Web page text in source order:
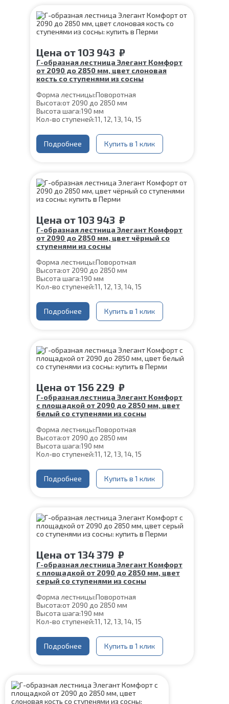
Угол наклона: 39°
Срок гарантии (на металлокаркас):25 лет
Цена от103 943 ₽
Г-образная лестница Элегант Комфорт
от 2090 до 2850 мм, цвет слоновая
кость со ступенями из сосны
Форма лестницы:Поворотная
Высота:от 2090 до 2850 мм
Высота шага:190 мм
Кол-во ступеней:11, 12, 13, 14, 15
Глубина ступени:
300 мм
Материал каркаса:
Сталь
Конструкция:На двойном косоуре
Угол наклона: 39°
Срок гарантии (на металлокаркас):25 лет
Подробнее Купить в 1 клик
Цена от103 943 ₽
Г-образная лестница Элегант Комфорт
от 2090 до 2850 мм, цвет чёрный со
ступенями из сосны
Форма лестницы:Поворотная
Высота:от 2090 до 2850 мм
Высота шага:190 мм
Кол-во ступеней:11, 12, 13, 14, 15
Глубина ступени:
300 мм
Материал каркаса:
Сталь
Конструкция:На двойном косоуре
Угол наклона: 39°
Срок гарантии (на металлокаркас):25 лет
Подробнее Купить в 1 клик
Цена от156 229 ₽
Г-образная лестница Элегант Комфорт
с площадкой от 2090 до 2850 мм, цвет
белый со ступенями из сосны
Форма лестницы:Поворотная
Высота:от 2090 до 2850 мм
Высота шага:190 мм
Кол-во ступеней:11, 12, 13, 14, 15
Глубина ступени:
300 мм
Ширина марша:
900 мм
Материал каркаса:Сталь
Угол наклона: 39°
Срок гарантии (на металлокаркас):25 лет
Подробнее Купить в 1 клик
Цена от134 379 ₽
Г-образная лестница Элегант Комфорт
с площадкой от 2090 до 2850 мм, цвет
серый со ступенями из сосны
Форма лестницы:Поворотная
Высота:от 2090 до 2850 мм
Высота шага:190 мм
Кол-во ступеней:11, 12, 13, 14, 15
Глубина ступени:
300 мм
Ширина марша:
900 мм
Материал каркаса:Сталь
Угол наклона:39°
Срок гарантии (на металлокаркас):
Подробнее Купить в 1 клик